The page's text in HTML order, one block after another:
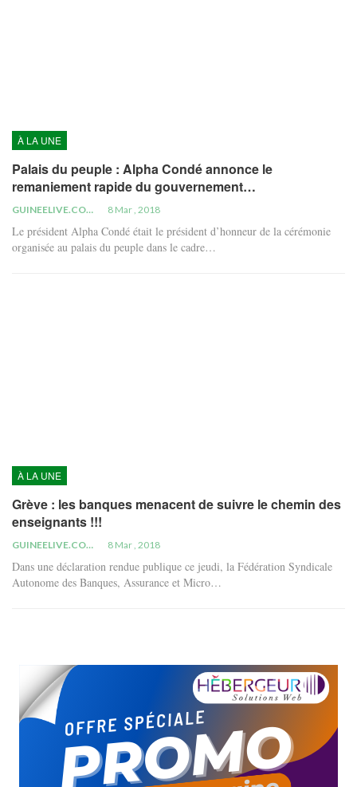
À LA UNE
Palais du peuple : Alpha Condé annonce le
remaniement rapide du gouvernement…
GUINEELIVE.COM 8 Mar , 2018
Le président Alpha Condé était le président d’honneur de la cérémonie
organisée au palais du peuple dans le cadre…
À LA UNE
Grève : les banques menacent de suivre le chemin des
enseignants !!!
GUINEELIVE.COM 8 Mar , 2018
Dans une déclaration rendue publique ce jeudi, la Fédération Syndicale
Autonome des Banques, Assurance et Micro…